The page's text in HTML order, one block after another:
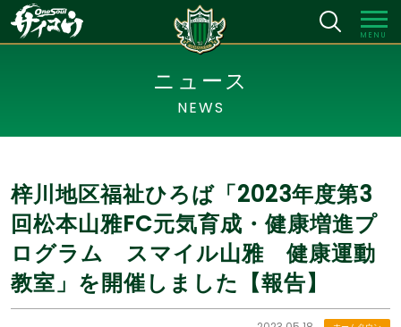
MENU
ニュース
NEWS
梓川地区福祉ひろば「2023年度第3
回松本山雅FC元気育成・健康増進プ
ログラム スマイル山雅 健康運動
教室」を開催しました【報告】